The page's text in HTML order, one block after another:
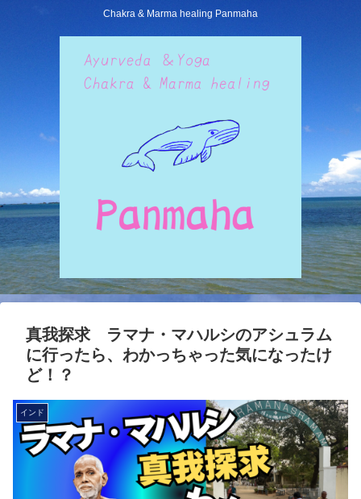
Chakra & Marma healing Panmaha
真我探求 ラマナ・マハルシのアシュラム
に行ったら、わかっちゃった気になったけ
ど！？
インド